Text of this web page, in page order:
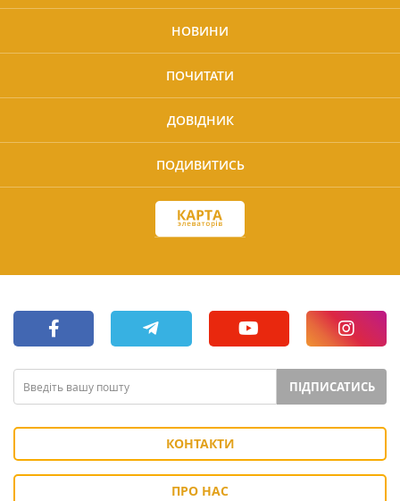
НОВИНИ
ПОЧИТАТИ
ДОВІДНИК
ПОДИВИТИСЬ
ПІДПИСАТИСЬ
КОНТАКТИ
ПРО НАС